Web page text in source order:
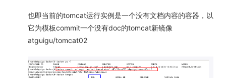
也即当前的tomcat运行实例是一个没有文档内容的容器，以
它为模板commit一个没有doc的tomcat新镜像
atguigu/tomcat02